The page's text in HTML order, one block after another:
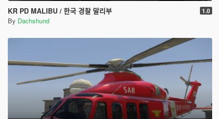
KR PD MALIBU / 한국 경찰 말리부 1.0
By Dachshund